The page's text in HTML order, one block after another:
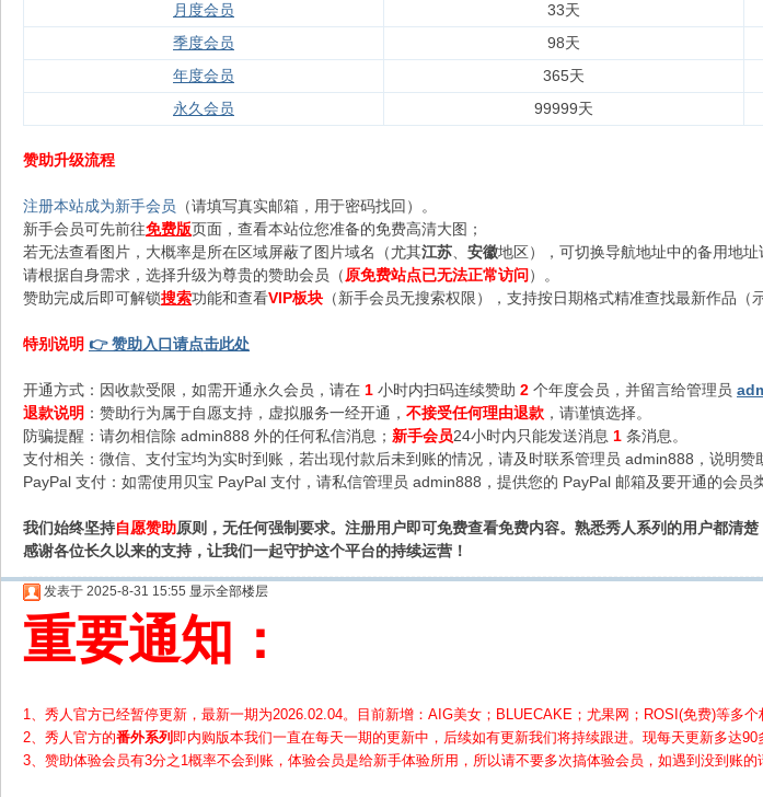
月度会员
33天
季度会员
98天
年度会员
365天
永久会员
99999天
赞助升级流程
注册本站成为新手会员 （请填写真实邮箱，用于密码找回）。
新手会员可先前往免费版页面，查看本站位您准备的免费高清大图；
若无法查看图片，大概率是所在区域屏蔽了图片域名（尤其江苏 安徽地区），可切换导航地址中的备用地址
请根据自身需求，选择升级为尊贵的赞助会员（原免费站点已无法正常访问 ）。
赞助完成后即可解锁搜索功能和查看VIP板块 （新手会员无搜索权限），支持按日期格式精准查找最新作品（
特别说明 👉 赞助入口请点击此处
开通方式：因收款受限，如需开通永久会员，请在 1 小时内扫码连续赞助 2 个年度会员，并留言给管理员
退款说明 ：赞助行为属于自愿支持，虚拟服务一经开通， 不接受任何理由退款 ，请谨慎选择。
防骗提醒：请勿相信除 admin888 外的任何私信消息； 新手会员24小时内只能发送消息 1 条消息。
支付相关：微信、支付宝均为实时到账，若出现付款后未到账的情况，请及时联系管理员 admin888，说明赞
PayPal 支付：如需使用贝宝 PayPal 支付，请私信管理员 admin888，提供您的 PayPal 邮箱及要开通的会员
我们始终坚持自愿赞助原则，无任何强制要求。注册用户即可免费查看免费内容。熟悉秀人系列的用户都清
感谢各位长久以来的支持，让我们一起守护这个平台的持续运营！
发表于 2025-8-31 15:55 显示全部楼层
重要通知：
1、秀人官方已经暂停更新，最新一期为2026.02.04。目前新增：AIG美女；BLUECAKE；尤果网；ROSI(免费)等多个
2、 秀人官方的番外系列 即内购版本我们一直在每天一期的更新中，后续如有更新我们将持续跟进。现每天更新多达90
3、赞助体验会员有3分之1概率不会到账，体验会员是给新手体验所用，所以请不要多次搞体验会员，如遇到没到账的